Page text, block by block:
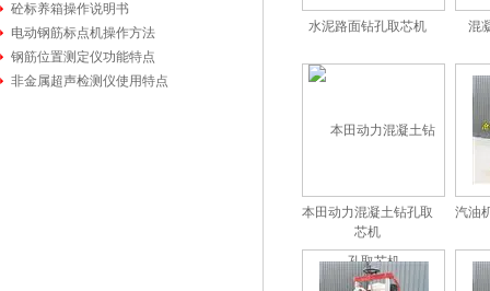
砼标养箱操作说明书
电动钢筋标点机操作方法
钢筋位置测定仪功能特点
非金属超声检测仪使用特点
水泥路面钻孔取芯机 混
本田动力混凝土钻孔取
芯机
汽油